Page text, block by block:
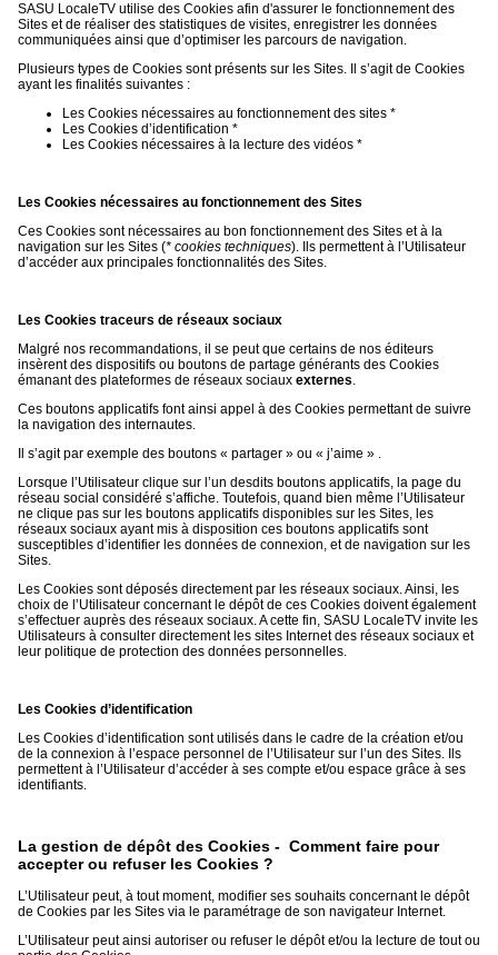
SASU LocaleTV utilise des Cookies afin d'assurer le fonctionnement des
Sites et de réaliser des statistiques de visites, enregistrer les données
communiquées ainsi que d’optimiser les parcours de navigation.
Plusieurs types de Cookies sont présents sur les Sites. Il s’agit de Cookies
ayant les finalités suivantes :
Les Cookies nécessaires au fonctionnement des sites *
Les Cookies d’identification *
Les Cookies nécessaires à la lecture des vidéos *
Les Cookies nécessaires au fonctionnement des Sites
Ces Cookies sont nécessaires au bon fonctionnement des Sites et à la
navigation sur les Sites (* cookies techniques). Ils permettent à l’Utilisateur
d’accéder aux principales fonctionnalités des Sites.
Les Cookies traceurs de réseaux sociaux
Malgré nos recommandations, il se peut que certains de nos éditeurs
insèrent des dispositifs ou boutons de partage générants des Cookies
émanant des plateformes de réseaux sociaux externes.
Ces boutons applicatifs font ainsi appel à des Cookies permettant de suivre
la navigation des internautes.
Il s’agit par exemple des boutons « partager » ou « j’aime » .
Lorsque l’Utilisateur clique sur l’un desdits boutons applicatifs, la page du
réseau social considéré s’affiche. Toutefois, quand bien même l’Utilisateur
ne clique pas sur les boutons applicatifs disponibles sur les Sites, les
réseaux sociaux ayant mis à disposition ces boutons applicatifs sont
susceptibles d’identifier les données de connexion, et de navigation sur les
Sites.
Les Cookies sont déposés directement par les réseaux sociaux. Ainsi, les
choix de l’Utilisateur concernant le dépôt de ces Cookies doivent également
s’effectuer auprès des réseaux sociaux. A cette fin, SASU LocaleTV invite les
Utilisateurs à consulter directement les sites Internet des réseaux sociaux et
leur politique de protection des données personnelles.
Les Cookies d’identification
Les Cookies d’identification sont utilisés dans le cadre de la création et/ou
de la connexion à l’espace personnel de l’Utilisateur sur l’un des Sites. Ils
permettent à l’Utilisateur d’accéder à ses compte et/ou espace grâce à ses
identifiants.
La gestion de dépôt des Cookies - Comment faire pour
accepter ou refuser les Cookies ?
L’Utilisateur peut, à tout moment, modifier ses souhaits concernant le dépôt
de Cookies par les Sites via le paramétrage de son navigateur Internet.
L’Utilisateur peut ainsi autoriser ou refuser le dépôt et/ou la lecture de tout ou